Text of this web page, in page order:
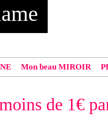
Mon beau MIROIR
Annie", "Veste Rue
de 1€